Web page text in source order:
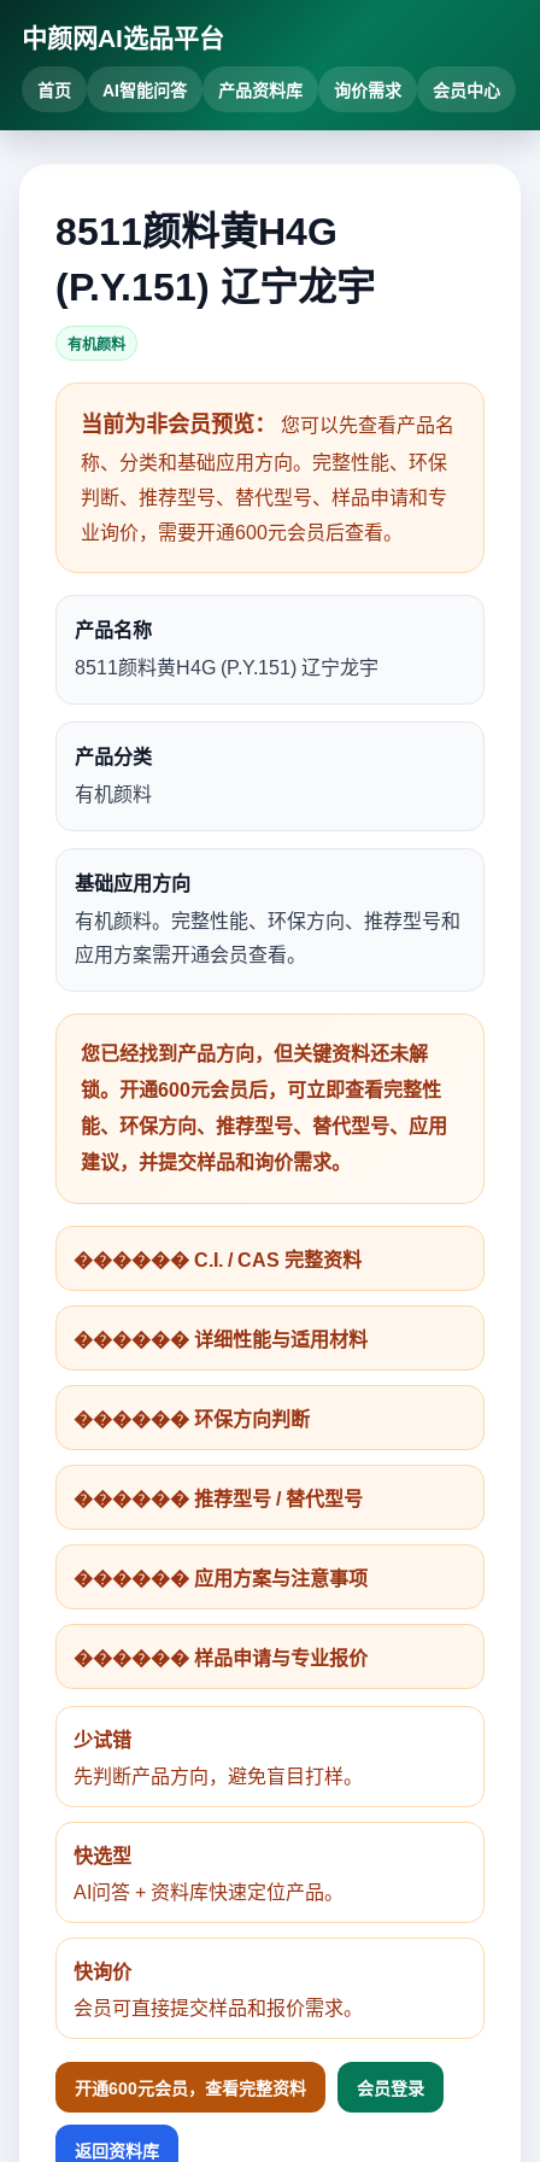
中颜网AI选品平台
首页 AI智能问答 产品资料库 询价需求 会员中心
8511颜料黄H4G
(P.Y.151) 辽宁龙宇
有机颜料
当前为非会员预览：
您可以先查看产品名
称、分类和基础应用方向。完整性能、环保
判断、推荐型号、替代型号、样品申请和专
业询价，需要开通600元会员后查看。
产品名称
8511颜料黄H4G (P.Y.151) 辽宁龙宇
产品分类
有机颜料
基础应用方向
有机颜料。完整性能、环保方向、推荐型号和
应用方案需开通会员查看。
您已经找到产品方向，但关键资料还未解
锁。开通600元会员后，可立即查看完整性
能、环保方向、推荐型号、替代型号、应用
建议，并提交样品和询价需求。
������ C.I. / CAS 完整资料
������ 详细性能与适用材料
������ 环保方向判断
������ 推荐型号 / 替代型号
������ 应用方案与注意事项
������ 样品申请与专业报价
少试错
先判断产品方向，避免盲目打样。
快选型
AI问答 + 资料库快速定位产品。
快询价
会员可直接提交样品和报价需求。
开通600元会员，查看完整资料 会员登录
返回资料库